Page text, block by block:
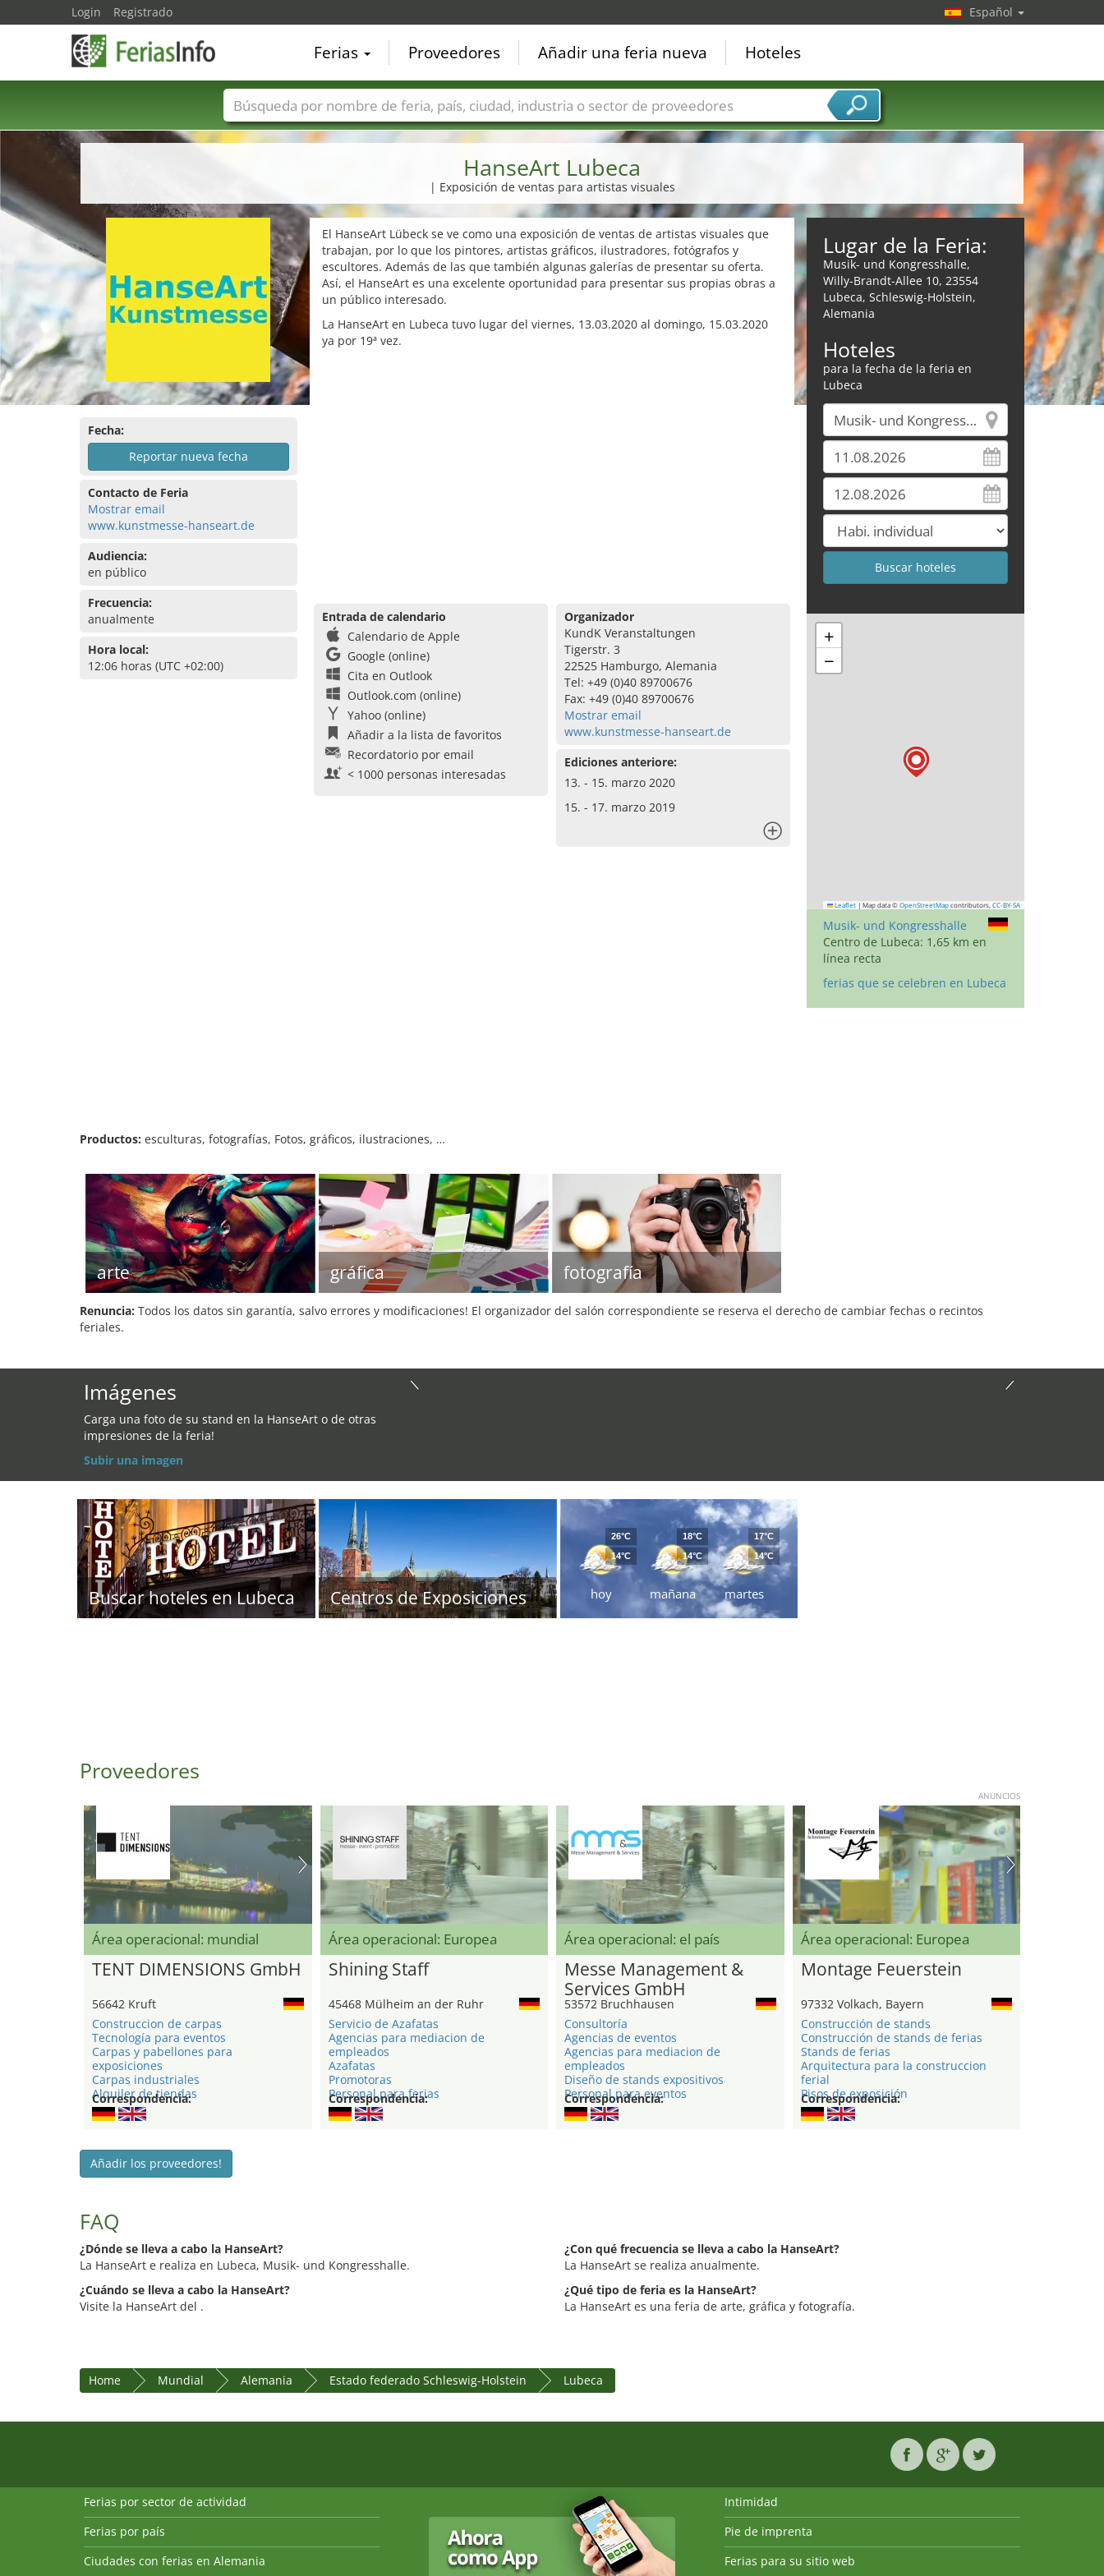
HanseArt Lubeca
| Exposición de ventas para artistas visuales
Fecha:
Reportar nueva fecha
Contacto de Feria
Mostrar email
www.kunstmesse-hanseart.de
Audiencia:
en público
Frecuencia:
anualmente
Hora local:
12:06 horas (UTC +02:00)
El HanseArt Lübeck se ve como una exposición de ventas de artistas visuales que
trabajan, por lo que los pintores, artistas gráficos, ilustradores, fotógrafos y
escultores. Además de las que también algunas galerías de presentar su oferta.
Así, el HanseArt es una excelente oportunidad para presentar sus propias obras a
un público interesado.
La HanseArt en Lubeca tuvo lugar del viernes, 13.03.2020 al domingo, 15.03.2020
ya por 19ª vez.
Entrada de calendario
Calendario de Apple
Google (online)
Cita en Outlook
Outlook.com (online)
Yahoo (online)
Añadir a la lista de favoritos
Recordatorio por email
< 1000 personas interesadas
Organizador
KundK Veranstaltungen
Tigerstr. 3
22525 Hamburgo, Alemania
Tel: +49 (0)40 89700676
Fax: +49 (0)40 89700676
Mostrar email
www.kunstmesse-hanseart.de
Ediciones anteriore:
13. - 15. marzo 2020
15. - 17. marzo 2019
Lugar de la Feria:
Musik- und Kongresshalle,
Willy-Brandt-Allee 10, 23554
Lubeca, Schleswig-Holstein,
Alemania
Hoteles
para la fecha de la feria en
Lubeca
+
−
Leaflet | Map data © OpenStreetMap contributors, CC-BY-SA
Musik- und Kongresshalle
Centro de Lubeca: 1,65 km en
línea recta
ferias que se celebren en Lubeca
Productos: esculturas, fotografías, Fotos, gráficos, ilustraciones, …
arte gráfica fotografía
Renuncia: Todos los datos sin garantía, salvo errores y modificaciones! El organizador del salón correspondiente se reserva el derecho de cambiar fechas o recintos
feriales.
Imágenes
Carga una foto de su stand en la HanseArt o de otras
impresiones de la feria!
Subir una imagen
Buscar hoteles en Lubeca Centros de Exposiciones hoy
26°C
14°C
mañana
18°C
14°C
martes
17°C
14°C
Proveedores
ANUNCIOS
Área operacional: mundial
TENT DIMENSIONS GmbH
56642 Kruft
Construccion de carpas
Tecnología para eventos
Carpas y pabellones para
exposiciones
Carpas industriales
Alquiler de tiendas
Correspondencia:
Área operacional: Europea
Shining Staff
45468 Mülheim an der Ruhr
Servicio de Azafatas
Agencias para mediacion de
empleados
Azafatas
Promotoras
Personal para ferias
Correspondencia:
Área operacional: el país
Messe Management &
Services GmbH
53572 Bruchhausen
Consultoría
Agencias de eventos
Agencias para mediacion de
empleados
Diseño de stands expositivos
Personal para eventos
Correspondencia:
Área operacional: Europea
Montage Feuerstein
97332 Volkach, Bayern
Construcción de stands
Construcción de stands de ferias
Stands de ferias
Arquitectura para la construccion
ferial
Pisos de exposición
Correspondencia:
Añadir los proveedores!
FAQ
¿Dónde se lleva a cabo la HanseArt?
La HanseArt e realiza en Lubeca, Musik- und Kongresshalle.
¿Cuándo se lleva a cabo la HanseArt?
Visite la HanseArt del .
¿Con qué frecuencia se lleva a cabo la HanseArt?
La HanseArt se realiza anualmente.
¿Qué tipo de feria es la HanseArt?
La HanseArt es una feria de arte, gráfica y fotografía.
Home Mundial Alemania Estado federado Schleswig-Holstein Lubeca
Login Registrado Español
Ferias Proveedores Añadir una feria nueva Hoteles
Nombres de ferias Países Ciudades Sectores de ferias Sectores de proveedor de servicios
Ferias por sector de actividad
Ferias por país
Ciudades con ferias en Alemania
Intimidad
Pie de imprenta
Ferias para su sitio web